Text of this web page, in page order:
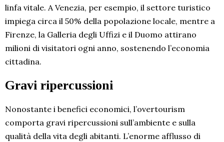
linfa vitale. A Venezia, per esempio, il settore turistico
impiega circa il 50% della popolazione locale, mentre a
Firenze, la Galleria degli Uffizi e il Duomo attirano
milioni di visitatori ogni anno, sostenendo l’economia
cittadina.
Gravi ripercussioni
Nonostante i benefici economici, l’overtourism
comporta gravi ripercussioni sull’ambiente e sulla
qualità della vita degli abitanti. L’enorme afflusso di